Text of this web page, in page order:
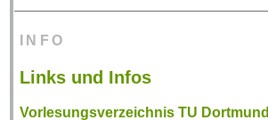
INFO
Links und Infos
Vorlesungsverzeichnis TU Dortmund